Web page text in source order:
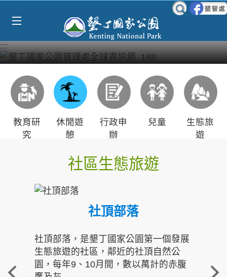
:::
教育研
究
休閒遊
憩
行政申
辦
兒童
生態旅
遊
社區生態旅遊
社頂部落
社頂部落，是墾丁國家公園第一個發展
生態旅遊的社區，鄰近的社頂自然公
園，每年9、10月間，數以萬計的赤腹
重